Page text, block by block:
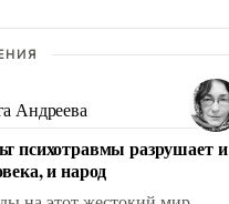
Андреева
психотравмы разрушает и
и народ